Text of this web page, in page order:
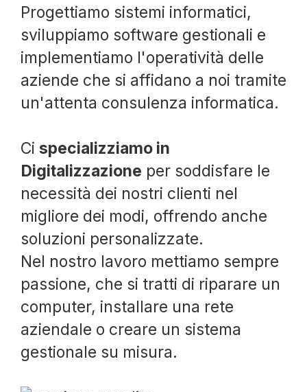
Progettiamo sistemi informatici,
sviluppiamo software gestionali e
implementiamo l'operatività delle
aziende che si affidano a noi tramite
un'attenta consulenza informatica.
Ci specializziamo in
Digitalizzazione per soddisfare le
necessità dei nostri clienti nel
migliore dei modi, offrendo anche
soluzioni personalizzate.
Nel nostro lavoro mettiamo sempre
passione, che si tratti di riparare un
computer, installare una rete
aziendale o creare un sistema
gestionale su misura.